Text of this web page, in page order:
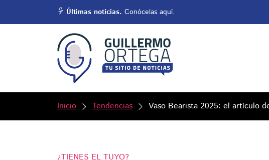
Últimas noticias. Conócelas aquí.
Inicio Tendencias Vaso Bearista 2025: el artículo
¿TIENES EL TUYO?